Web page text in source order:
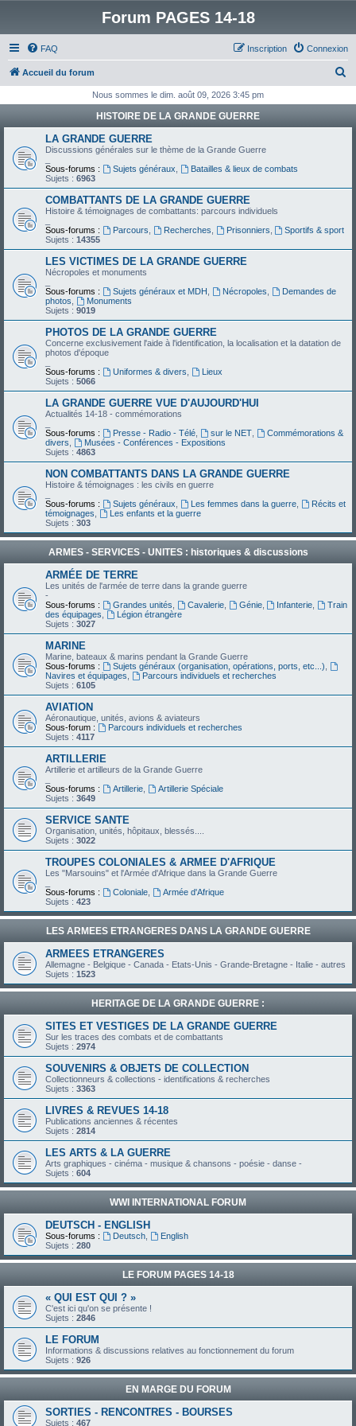
Forum PAGES 14-18
FAQ Connexion
Inscription
Accueil du forum
h
c
Nous sommes le dim. août 09, 2026 3:45 pm
HISTOIRE DE LA GRANDE GUERRE
LA GRANDE GUERRE
Discussions générales sur le thème de la Grande Guerre
Sous-forums :
Sujets généraux
Batailles & lieux de combats
Sujets : 6963
COMBATTANTS DE LA GRANDE GUERRE
Histoire & témoignages de combattants: parcours individuels
Sous-forums :
Parcours Recherches Prisonniers
Sportifs & sport
Sujets : 14355
LES VICTIMES DE LA GRANDE GUERRE
Nécropoles et monuments
Sous-forums :
Sujets généraux et MDH Nécropoles
Demandes de
photos
Monuments
Sujets : 9019
PHOTOS DE LA GRANDE GUERRE
Concerne exclusivement l'aide à l'identification, la localisation et la datation de
photos d'époque
Sous-forums :
Uniformes & divers
Lieux
Sujets : 5066
LA GRANDE GUERRE VUE D'AUJOURD'HUI
Actualités 14-18 - commémorations
Sous-forums :
Presse - Radio - Télé, sur le NET,
Commémorations &
divers
Musées - Conférences - Expositions
Sujets : 4863
NON COMBATTANTS DANS LA GRANDE GUERRE
Histoire & témoignages : les civils en guerre
Sous-forums :
Sujets généraux Les femmes dans la guerre,
Récits et
témoignages
Les enfants et la guerre
Sujets : 303
ARMES - SERVICES - UNITES : historiques & discussions
ARMÉE DE TERRE
Les unités de l'armée de terre dans la grande guerre
-
Sous-forums :
Grandes unités Cavalerie, Génie, Infanterie
Train
des équipages
Légion étrangère
Sujets : 3027
MARINE
Marine, bateaux & marins pendant la Grande Guerre
Sous-forums :
Sujets généraux (organisation, opérations, ports, etc...)
Navires et équipages
Parcours individuels et recherches
Sujets : 6105
AVIATION
Aéronautique, unités, avions & aviateurs
Sous-forum :
Parcours individuels et recherches
Sujets : 4117
ARTILLERIE
Artillerie et artilleurs de la Grande Guerre
Sous-forums :
Artillerie,
Artillerie Spéciale
Sujets : 3649
SERVICE SANTE
Organisation, unités, hôpitaux, blessés....
Sujets : 3022
TROUPES COLONIALES & ARMEE D'AFRIQUE
Les "Marsouins" et l'Armée d'Afrique dans la Grande Guerre
Sous-forums :
Coloniale,
Armée d'Afrique
Sujets : 423
LES ARMEES ETRANGERES DANS LA GRANDE GUERRE
ARMEES ETRANGERES
Allemagne - Belgique - Canada - Etats-Unis - Grande-Bretagne - Italie - autres
Sujets : 1523
HERITAGE DE LA GRANDE GUERRE :
SITES ET VESTIGES DE LA GRANDE GUERRE
Sur les traces des combats et de combattants
Sujets : 2974
SOUVENIRS & OBJETS DE COLLECTION
Collectionneurs & collections - identifications & recherches
Sujets : 3363
LIVRES & REVUES 14-18
Publications anciennes & récentes
Sujets : 2814
LES ARTS & LA GUERRE
Arts graphiques - cinéma - musique & chansons - poésie - danse -
Sujets : 604
WWI INTERNATIONAL FORUM
DEUTSCH - ENGLISH
Sous-forums : Deutsch,
English
Sujets : 280
LE FORUM PAGES 14-18
« QUI EST QUI ? »
C'est ici qu'on se présente !
Sujets : 2846
LE FORUM
Informations & discussions relatives au fonctionnement du forum
Sujets : 926
EN MARGE DU FORUM
SORTIES - RENCONTRES - BOURSES
Sujets : 467